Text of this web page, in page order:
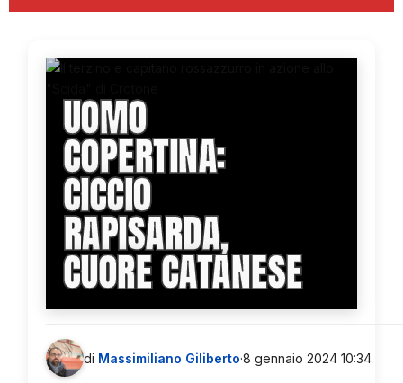
UOMO
COPERTINA:
CICCIO
RAPISARDA,
CUORE CATANESE
di Massimiliano Giliberto·8 gennaio 2024 10:34